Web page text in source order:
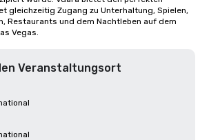
gleichzeitig Zugang zu Unterhaltung, Spielen,
Restaurants und dem Nachtleben auf dem
Vegas.
Veranstaltungsort